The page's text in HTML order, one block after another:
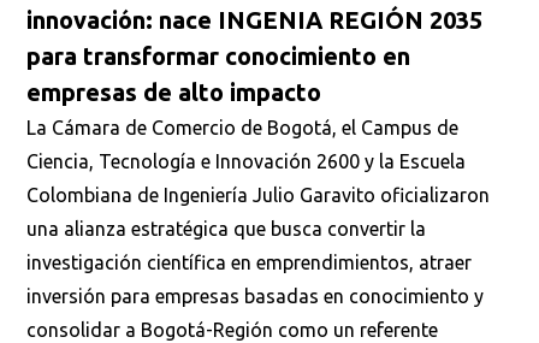
innovación: nace INGENIA REGIÓN 2035
para transformar conocimiento en
empresas de alto impacto
La Cámara de Comercio de Bogotá, el Campus de
Ciencia, Tecnología e Innovación 2600 y la Escuela
Colombiana de Ingeniería Julio Garavito oficializaron
una alianza estratégica que busca convertir la
investigación científica en emprendimientos, atraer
inversión para empresas basadas en conocimiento y
consolidar a Bogotá-Región como un referente
Busca en la escuela
¿Qué buscas?